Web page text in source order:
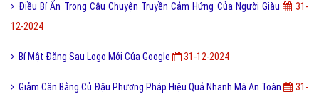
Điều Bí Ẩn Trong Câu Chuyện Truyền Cảm Hứng Của Người Giàu
31-
12-2024
Bí Mật Đằng Sau Logo Mới Của Google 31-12-2024
Giảm Cân Bằng Củ Đậu Phương Pháp Hiệu Quả Nhanh Mà An Toàn
31-